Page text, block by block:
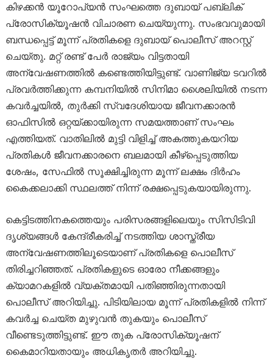
കിഴക്കൻ യൂറോപ്യൻ സംഘത്തെ ദുബായ് പബ്ലിക്
പ്രോസിക്യൂഷൻ വിചാരണ ചെയ്യുന്നു. സംഭവവുമായി
ബന്ധപ്പെട്ട് മൂന്ന് പ്രതികളെ ദുബായ് പൊലീസ് അറസ്റ്റ്
ചെയ്തു. മറ്റ് രണ്ട് പേർ രാജ്യം വിട്ടതായി
അന്വേഷണത്തിൽ കണ്ടെത്തിയിട്ടുണ്ട്. വാണിജ്യ ടവറിൽ
പ്രവർത്തിക്കുന്ന കമ്പനിയിൽ സിനിമാ ശൈലിയിൽ നടന്ന
കവർച്ചയിൽ, തുർക്കി സ്വദേശിയായ ജീവനക്കാരൻ
ഓഫിസിൽ ഒറ്റയ്ക്കായിരുന്ന സമയത്താണ് സംഘം
എത്തിയത്. വാതിലിൽ മുട്ടി വിളിച്ച് അകത്തുകയറിയ
പ്രതികൾ ജീവനക്കാരനെ ബലമായി കീഴ്പ്പെടുത്തിയ
ശേഷം, സേഫിൽ സൂക്ഷിച്ചിരുന്ന മൂന്ന് ലക്ഷം ദിർഹം
കൈക്കലാക്കി സ്ഥലത്ത് നിന്ന് രക്ഷപ്പെടുകയായിരുന്നു.
കെട്ടിടത്തിനകത്തെയും പരിസരങ്ങളിലെയും സിസിടിവി
ദൃശ്യങ്ങൾ കേന്ദ്രീകരിച്ച് നടത്തിയ ശാസ്ത്രീയ
അന്വേഷണത്തിലൂടെയാണ് പ്രതികളെ പൊലീസ്
തിരിച്ചറിഞ്ഞത്. പ്രതികളുടെ ഓരോ നീക്കങ്ങളും
ക്യാമറകളിൽ വ്യക്തമായി പതിഞ്ഞിരുന്നതായി
പൊലീസ് അറിയിച്ചു. പിടിയിലായ മൂന്ന് പ്രതികളിൽ നിന്ന്
കവർച്ച ചെയ്ത മുഴുവൻ തുകയും പൊലീസ്
വീണ്ടെടുത്തിട്ടുണ്ട്. ഈ തുക പ്രോസിക്യൂഷന്
കൈമാറിയതായും അധികൃതർ അറിയിച്ചു.